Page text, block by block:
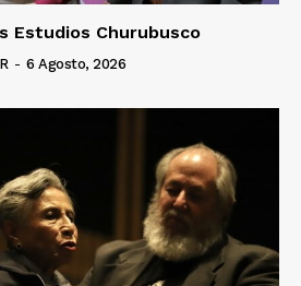
Estudios Churubusco
- 6 Agosto, 2026